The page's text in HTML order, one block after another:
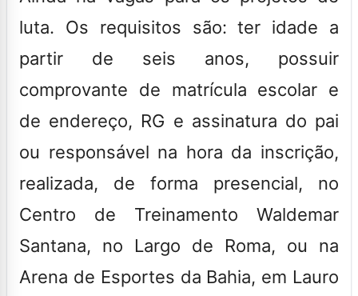
luta. Os requisitos são: ter idade a
partir de seis anos, possuir
comprovante de matrícula escolar e
de endereço, RG e assinatura do pai
ou responsável na hora da inscrição,
realizada, de forma presencial, no
Centro de Treinamento Waldemar
Santana, no Largo de Roma, ou na
Arena de Esportes da Bahia, em Lauro